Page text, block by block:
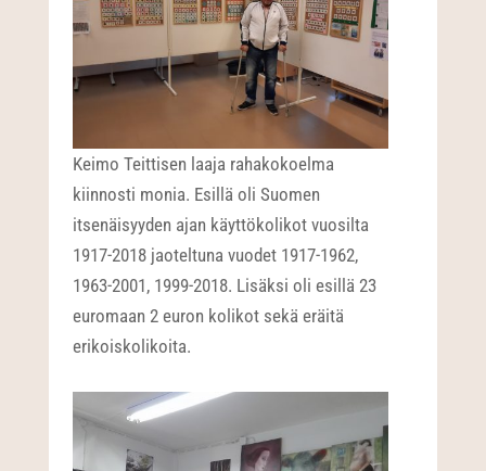
Keimo Teittisen laaja rahakokoelma
kiinnosti monia. Esillä oli Suomen
itsenäisyyden ajan käyttökolikot vuosilta
1917-2018 jaoteltuna vuodet 1917-1962,
1963-2001, 1999-2018. Lisäksi oli esillä 23
euromaan 2 euron kolikot sekä eräitä
erikoiskolikoita.